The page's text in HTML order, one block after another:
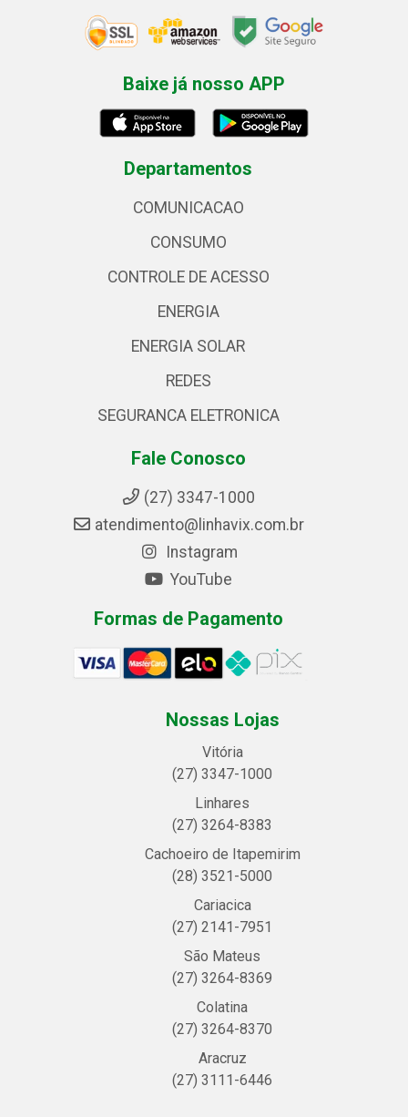
Baixe já nosso APP
Departamentos
COMUNICACAO
CONSUMO
CONTROLE DE ACESSO
ENERGIA
ENERGIA SOLAR
REDES
SEGURANCA ELETRONICA
Fale Conosco
(27) 3347-1000
atendimento@linhavix.com.br
Instagram
YouTube
Formas de Pagamento
Nossas Lojas
Vitória
(27) 3347-1000
Linhares
(27) 3264-8383
Cachoeiro de Itapemirim
(28) 3521-5000
Cariacica
(27) 2141-7951
São Mateus
(27) 3264-8369
Colatina
(27) 3264-8370
Aracruz
(27) 3111-6446